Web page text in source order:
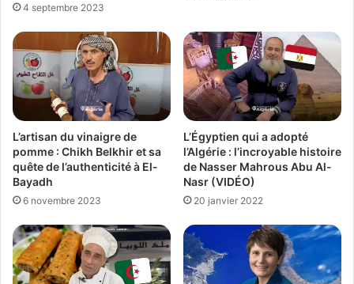
4 septembre 2023
L’artisan du vinaigre de
pomme : Chikh Belkhir et sa
quête de l’authenticité à El-
Bayadh
6 novembre 2023
L’Égyptien qui a adopté
l’Algérie : l’incroyable histoire
de Nasser Mahrous Abu Al-
Nasr (VIDÉO)
20 janvier 2022